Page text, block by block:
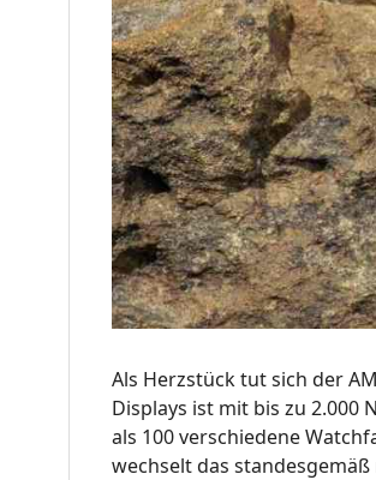
Als Herzstück tut sich der
Displays ist mit bis zu
als 100 verschiedene
wechselt das